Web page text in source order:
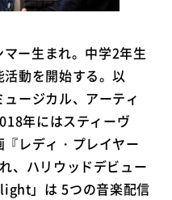
ー生まれ。中学2年生
動を開始する。以
ージカル、アーティ
年にはスティーヴ
レディ・プレイヤー
、ハリウッドデビュー
」は 5つの音楽配信